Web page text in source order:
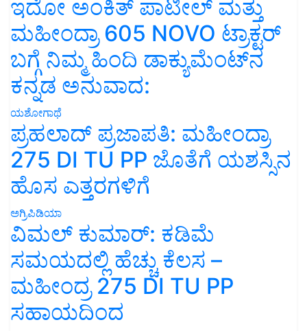
ಇದೋ ಅಂಕಿತ್ ಪಾಟೀಲ್ ಮತ್ತು
ಮಹೀಂದ್ರಾ 605 NOVO ಟ್ರಾಕ್ಟರ್
ಬಗ್ಗೆ ನಿಮ್ಮ ಹಿಂದಿ ಡಾಕ್ಯುಮೆಂಟ್‌ನ
ಕನ್ನಡ ಅನುವಾದ:
ಯಶೋಗಾಥೆ
ಪ್ರಹಲಾದ್ ಪ್ರಜಾಪತಿ: ಮಹೀಂದ್ರಾ
275 DI TU PP ಜೊತೆಗೆ ಯಶಸ್ಸಿನ
ಹೊಸ ಎತ್ತರಗಳಿಗೆ
ಅಗ್ರಿಪಿಡಿಯಾ
ವಿಮಲ್ ಕುಮಾರ್: ಕಡಿಮೆ
ಸಮಯದಲ್ಲಿ ಹೆಚ್ಚು ಕೆಲಸ –
ಮಹೀಂದ್ರ 275 DI TU PP
ಸಹಾಯದಿಂದ